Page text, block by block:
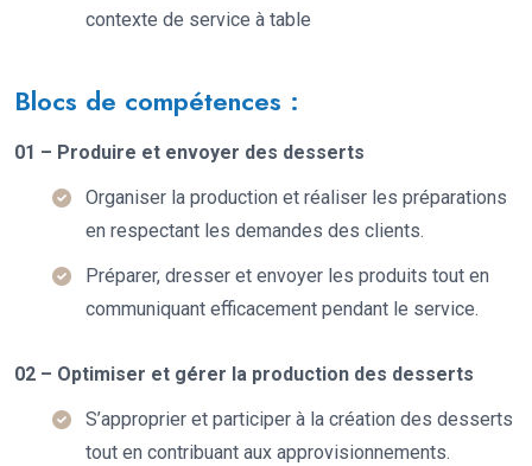
contexte de service à table
Blocs de compétences :
01 – Produire et envoyer des desserts
Organiser la production et réaliser les préparations
en respectant les demandes des clients.
Préparer, dresser et envoyer les produits tout en
communiquant efficacement pendant le service.
02 – Optimiser et gérer la production des desserts
S’approprier et participer à la création des desserts
tout en contribuant aux approvisionnements.